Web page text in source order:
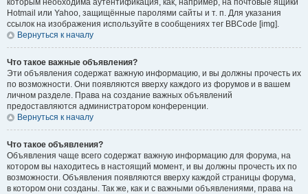
которым необходима аутентификация, как, например, на почтовые ящики
Hotmail или Yahoo, защищённые паролями сайты и т. п. Для указания
ссылок на изображения используйте в сообщениях тег BBCode [img].
Вернуться к началу
Что такое важные объявления?
Эти объявления содержат важную информацию, и вы должны прочесть их
по возможности. Они появляются вверху каждого из форумов и в вашем
личном разделе. Права на создание важных объявлений
предоставляются администратором конференции.
Вернуться к началу
Что такое объявления?
Объявления чаще всего содержат важную информацию для форума, на
котором вы находитесь в настоящий момент, и вы должны прочесть их по
возможности. Объявления появляются вверху каждой страницы форума,
в котором они созданы. Так же, как и с важными объявлениями, права на